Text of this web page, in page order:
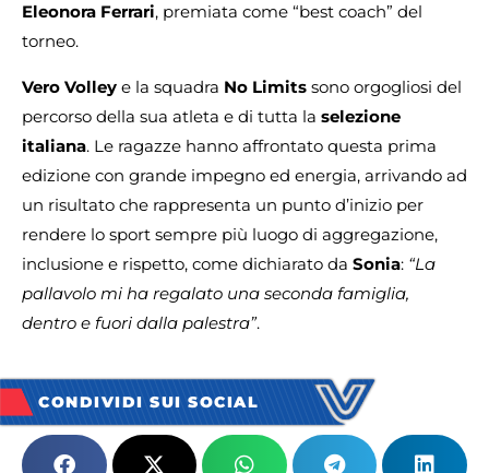
Eleonora Ferrari, premiata come “best coach” del
torneo.
Vero Volley e la squadra No Limits sono orgogliosi del
percorso della sua atleta e di tutta la selezione
italiana. Le ragazze hanno affrontato questa prima
edizione con grande impegno ed energia, arrivando ad
un risultato che rappresenta un punto d’inizio per
rendere lo sport sempre più luogo di aggregazione,
inclusione e rispetto, come dichiarato da Sonia: “La
pallavolo mi ha regalato una seconda famiglia,
dentro e fuori dalla palestra”.
CONDIVIDI SUI SOCIAL